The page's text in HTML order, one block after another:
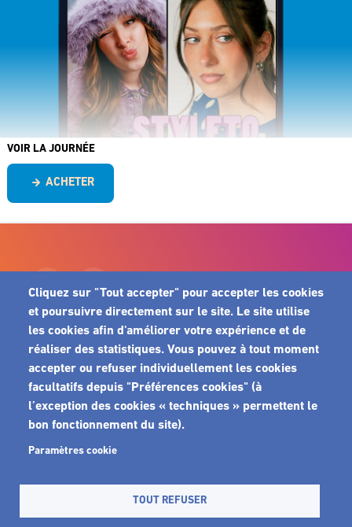
VOIR LA JOURNÉE
ACHETER
Cliquez sur "Tout accepter" pour accepter les cookies
et poursuivre directement sur le site. Le site utilise
les cookies afin d'améliorer votre expérience et de
réaliser des statistiques. Vous pouvez à tout moment
accepter ou refuser individuellement les cookies
facultatifs depuis "Préférences cookies" (à
l’exception des cookies « techniques » permettent le
bon fonctionnement du site).
Paramètres cookie
TOUT REFUSER
MENU
FOOTER
CGV
CONTACT
MENTIONS LÉGALES
POLITIQUE DE CONFIDENTIALITÉ